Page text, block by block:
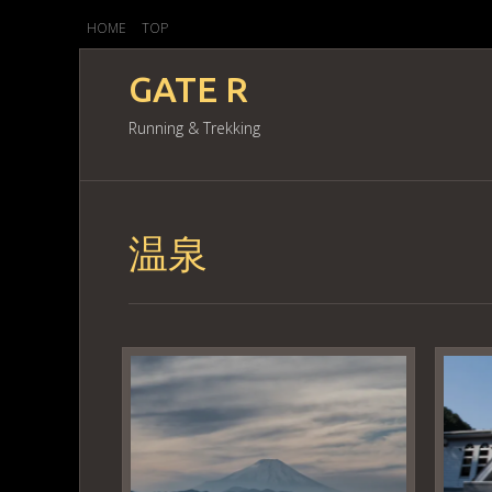
HOME TOP
GATE R
Running & Trekking
温泉